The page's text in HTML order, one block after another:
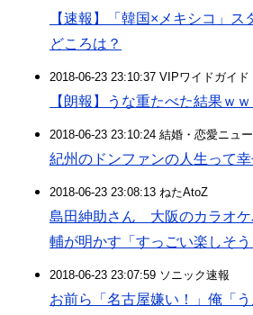
【速報】「韓国×メキシコ」ス
どころは？
2018-06-23 23:10:37 VIPワイドガイド
【朗報】うな重たべた結果ｗｗ
2018-06-23 23:10:24 結婚・恋愛ニュ
紀州のドンファンの人生って
2018-06-23 23:08:13 ねたAtoZ
島田紳助さん 大阪のカラオ
輔が明かす「すっごい楽しそう
2018-06-23 23:07:59 ソニック速報
お前ら「名古屋嫌い！」俺「